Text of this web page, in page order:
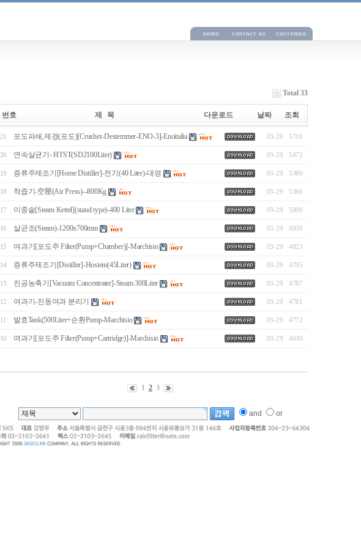
Total 33
번호 제 목 다운로드 날짜 조회
21 포도파쇄,제경(포도)[Crusher-Destemmer-ENO-3]-Enoitalia 03-29 5716
20 연속살균기- HTST(SD2100Liter) 03-29 5472
19 증류주제조기[Home Distiller]-전기(40 Liter)-대영 03-29 5389
18 착즙기-空壓(Air Press)--800Kg 03-29 5366
17 이중솥[Steam Kettel](stand type)-400 Liter 03-29 5000
16 살균조(Steam)-1200x700mm 03-29 4930
15 여과기[포도주 Filter(Pump+Chamber)]-Marchisio 03-29 4823
14 증류주제조기[Distiller]-Hostein(45Liter) 03-29 4795
13 진공농축기[Vacuum Concentrater]-Steam 300Liter 03-29 4787
12 여과기-진동여과 분리기 03-29 4781
11 발효Tank(500Liter+순환Pump-Marchisio 03-29 4772
10 여과기[포도주 Filter(Pump+Cartridge)]-Marchisio 03-29 4630
1 2 3
and or